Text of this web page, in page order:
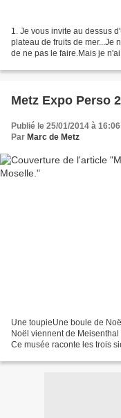
1. Je vous invite au dessus
plateau de fruits de mer...Je
de ne pas le faire.Mais je
Metz Expo Perso
Publié le 25/01/2014 à 16:06
Par Marc de Metz
Une toupieUne boule de
Noël viennent de Meisenthal
Ce musée raconte les trois